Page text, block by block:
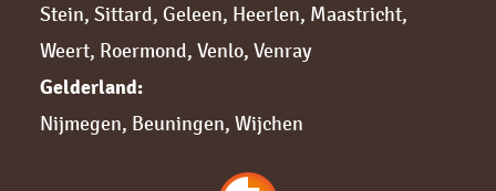
Stein, Sittard, Geleen, Heerlen, Maastricht,
Weert, Roermond, Venlo, Venray
Gelderland:
Nijmegen, Beuningen, Wijchen